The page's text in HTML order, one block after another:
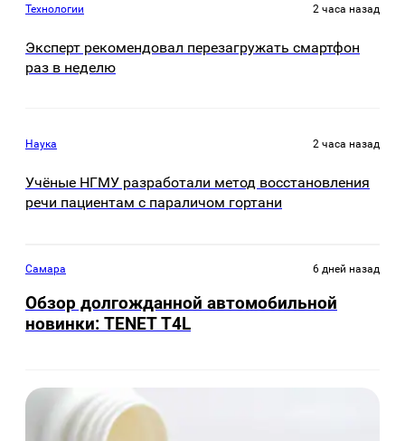
Технологии 2 часа назад
Эксперт рекомендовал перезагружать смартфон
раз в неделю
Наука 2 часа назад
Учёные НГМУ разработали метод восстановления
речи пациентам с параличом гортани
Самара 6 дней назад
Обзор долгожданной автомобильной
новинки: TENET Т4L